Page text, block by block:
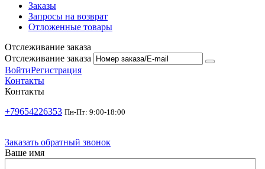
Заказы
Запросы на возврат
Отложенные товары
Отслеживание заказа
Отслеживание заказа
ВойтиРегистрация
Контакты
Контакты
+79654226353 Пн-Пт: 9:00-18:00
Заказать обратный звонок
Ваше имя